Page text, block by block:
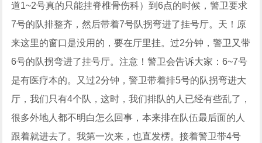
道1~2号真的只能挂脊椎骨伤科）到6点的时候，警卫要求
7号的队排整齐，然后带着7号队拐弯进了挂号厅。天！原
来这里的窗口是没用的，要在厅里挂。过2分钟，警卫又带
6号的队拐弯进了挂号厅。注意！警卫会告诉大家：6~7号
是有医疗本的。又过2分钟，警卫带着排5号的队拐弯进大
厅，我们只有4个队，这时，我们排队的人已经有些乱了，
很多外地人都不明白怎么回事，本来排在队伍最后面的人
跟着就进去了。我第一次来，也直发楞。接着警卫带4号